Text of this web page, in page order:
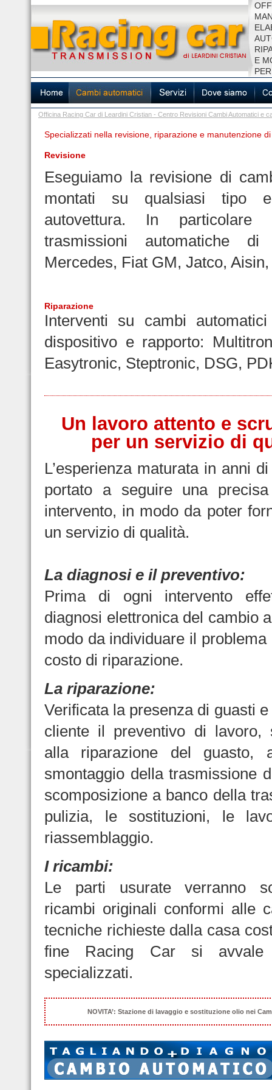
E
Officina Racing Car di Leardini Cristian - Centro Revisioni Cambi Automatici e
Specializzati nella revisione, riparazione e manutenzione
Revisione
Eseguiamo la revisione di
montati su qualsiasi tipo
autovettura. In particolare
trasmissioni automatiche
Mercedes, Fiat GM, Jatco,
Riparazione
Interventi su cambi
dispositivo e rapporto:
Easytronic, Steptronic, DSG,
Un lavoro attento e
per un servizio di
L’esperienza maturata in anni
portato a seguire una
intervento, in modo da poter
un servizio di qualità.
La diagnosi e il preventivo:
Prima di ogni intervento
diagnosi elettronica del cambio
modo da individuare il
costo di riparazione.
La riparazione:
Verificata la presenza di guasti
cliente il preventivo di lavoro,
alla riparazione del guasto,
smontaggio della trasmissione
scomposizione a banco della
pulizia, le sostituzioni, le
riassemblaggio.
I ricambi:
Le parti usurate verranno
ricambi originali conformi alle
tecniche richieste dalla casa
fine Racing Car si avvale
specializzati.
NOVITA’: Stazione di lavaggio e sostituzione olio nei